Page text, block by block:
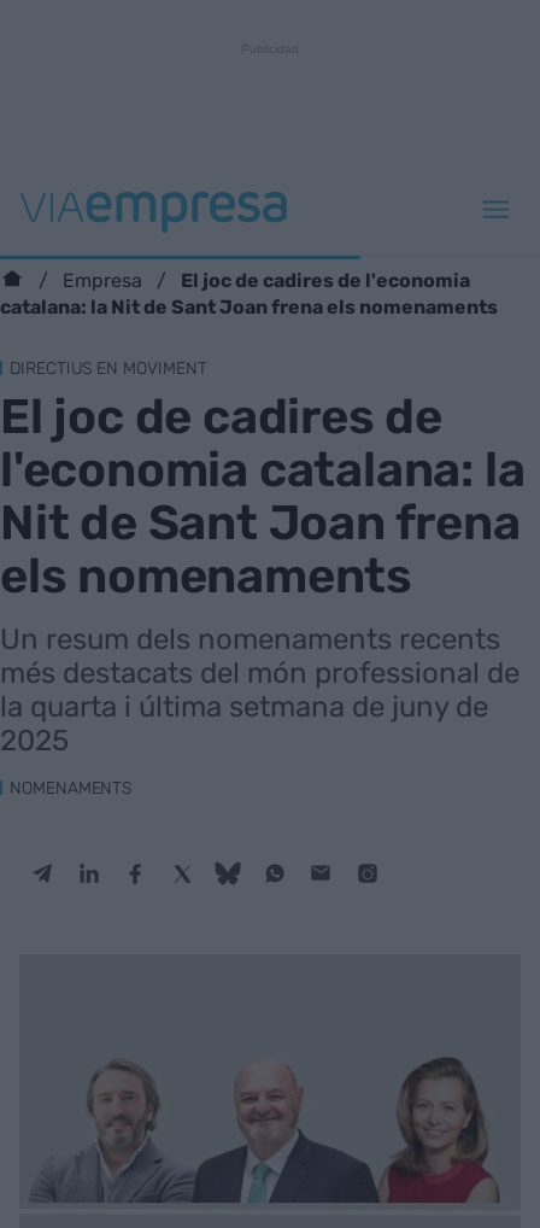
Empresa
El joc de cadires de l'economia
catalana: la Nit de Sant Joan frena els nomenaments
DIRECTIUS EN MOVIMENT
El joc de cadires de
l'economia catalana: la
Nit de Sant Joan frena
els nomenaments
Un resum dels nomenaments recents
més destacats del món professional de
la quarta i última setmana de juny de
2025
NOMENAMENTS